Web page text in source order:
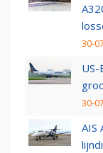
30-
30-
AIS